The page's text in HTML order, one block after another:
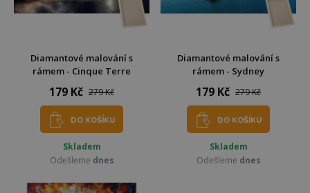
Diamantové malování s
rámem - Cinque Terre
179 Kč 279 Kč
DO KOŠÍKU
Skladem
Odešleme dnes
Diamantové malování s
rámem - Sydney
179 Kč 279 Kč
DO KOŠÍKU
Skladem
Odešleme dnes